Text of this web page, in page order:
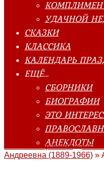
УДАЧНОЙ
СКАЗКИ
КЛАССИКА
КАЛЕНДАРЬ
ЕЩЁ…
СБОРНИКИ
БИОГРАФИИ
ЭТО
АНЕКДОТЫ
Главная страница»
Андреевна (1889-1966) »